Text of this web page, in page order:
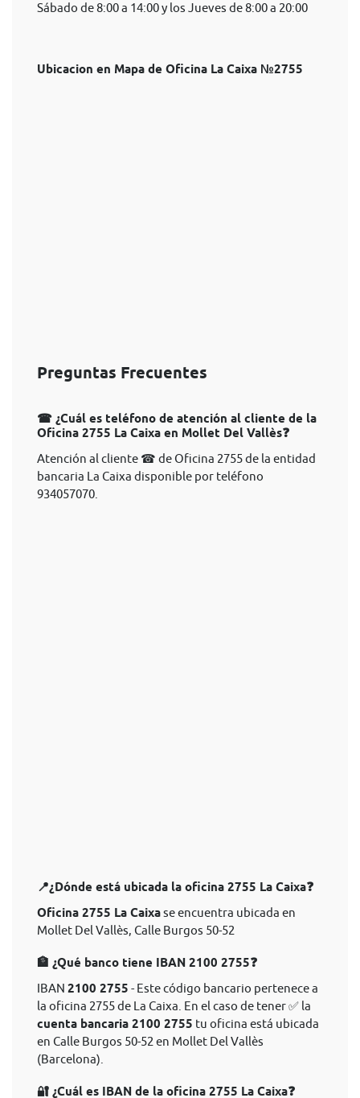
Sábado de 8:00 a 14:00 y los Jueves de 8:00 a 20:00
Ubicacion en Mapa de Oficina La Caixa №2755
Preguntas Frecuentes
☎ ¿Cuál es teléfono de atención al cliente de la
Oficina 2755 La Caixa en Mollet Del Vallès❓
Atención al cliente ☎ de Oficina 2755 de la entidad
bancaria La Caixa disponible por teléfono
934057070.
📍¿Dónde está ubicada la oficina 2755 La Caixa❓
Oficina 2755 La Caixase encuentra ubicada en
Mollet Del Vallès, Calle Burgos 50-52
🏦 ¿Qué banco tiene IBAN 2100 2755❓
IBAN 2100 2755 - Este código bancario pertenece a
la oficina 2755 de La Caixa. En el caso de tener ✅ la
cuenta bancaria 2100 2755 tu oficina está ubicada
en Calle Burgos 50-52 en Mollet Del Vallès
(Barcelona).
🔐 ¿Cuál es IBAN de la oficina 2755 La Caixa❓